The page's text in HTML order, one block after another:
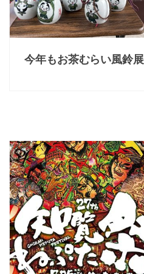
今年もお茶むらい風鈴